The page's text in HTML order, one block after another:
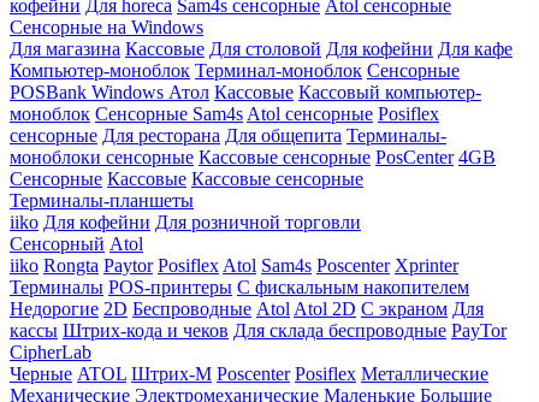
кофейни Для horeca Sam4s сенсорные Atol сенсорные
Сенсорные на Windows
Для магазина Кассовые Для столовой Для кофейни Для кафе
Компьютер-моноблок Терминал-моноблок Сенсорные
POSBank Windows Атол Кассовые Кассовый компьютер-
моноблок Сенсорные Sam4s Atol сенсорные Posiflex
сенсорные Для ресторана Для общепита Терминалы-
моноблоки сенсорные Кассовые сенсорные PosCenter 4GB
Сенсорные Кассовые Кассовые сенсорные
Терминалы-планшеты
iiko Для кофейни Для розничной торговли
Сенсорный Atol
iiko Rongta Paytor Posiflex Atol Sam4s Poscenter Xprinter
Терминалы POS-принтеры С фискальным накопителем
Недорогие 2D Беспроводные Atol Atol 2D С экраном Для
кассы Штрих-кода и чеков Для склада беспроводные PayTor
CipherLab
Черные ATOL Штрих-М Poscenter Posiflex Металлические
Механические Электромеханические Маленькие Большие